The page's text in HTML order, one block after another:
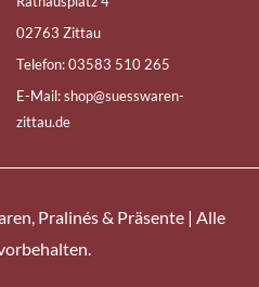
02763 Zittau
Telefon: 03583 510 265
E-Mail: shop@suesswaren-
zittau.de
Pralinés & Präsente | Alle